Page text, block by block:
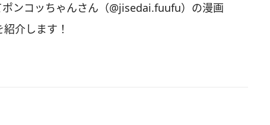
ンコッちゃんさん（@jisedai.fuufu）の漫画
介します！